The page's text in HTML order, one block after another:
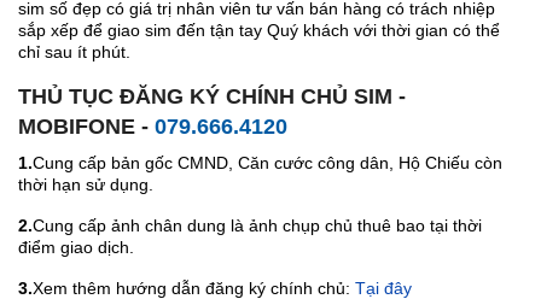
sim số đẹp có giá trị nhân viên tư vấn bán hàng có trách nhiệp
sắp xếp để giao sim đến tận tay Quý khách với thời gian có thể
chỉ sau ít phút.
THỦ TỤC ĐĂNG KÝ CHÍNH CHỦ SIM -
MOBIFONE - 079.666.4120
1.Cung cấp bản gốc CMND, Căn cước công dân, Hộ Chiếu còn
thời hạn sử dụng.
2.Cung cấp ảnh chân dung là ảnh chụp chủ thuê bao tại thời
điểm giao dịch.
3.Xem thêm hướng dẫn đăng ký chính chủ: Tại đây